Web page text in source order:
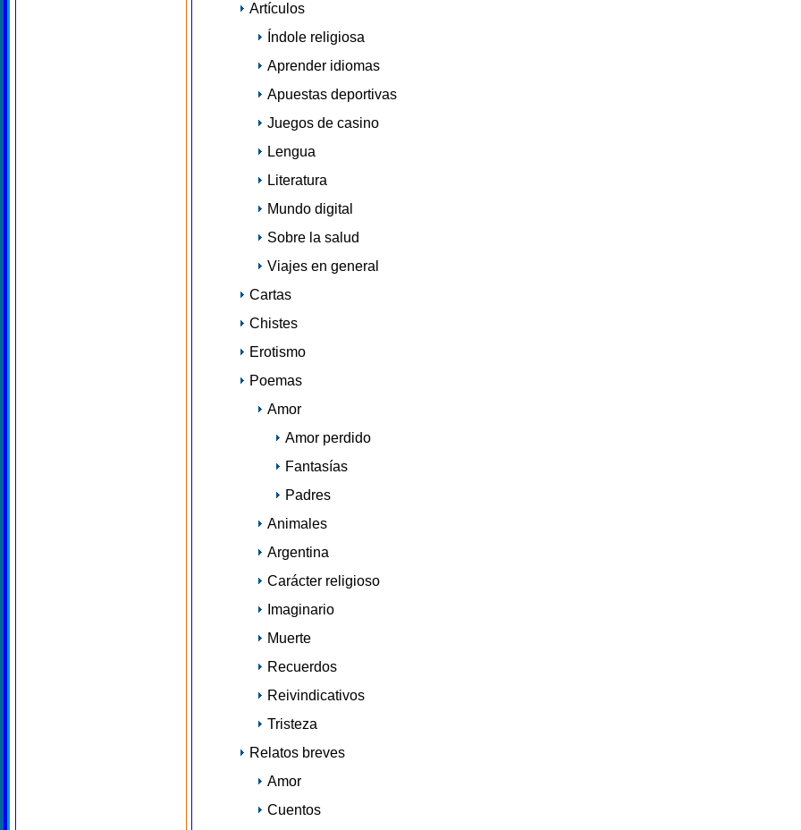
Artículos
Índole religiosa
Aprender idiomas
Apuestas deportivas
Juegos de casino
Lengua
Literatura
Mundo digital
Sobre la salud
Viajes en general
Cartas
Chistes
Erotismo
Poemas
Amor
Amor perdido
Fantasías
Padres
Animales
Argentina
Carácter religioso
Imaginario
Muerte
Recuerdos
Reivindicativos
Tristeza
Relatos breves
Amor
Cuentos